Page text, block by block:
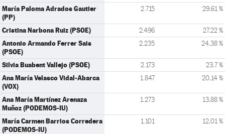
María Paloma Adrados Gautier
(PP)
2.715 29,61 %
Cristina Narbona Ruiz (PSOE) 2.496 27,22 %
Antonio Armando Ferrer Sais
(PSOE)
2.235 24,38 %
Silvia Buabent Vallejo (PSOE) 2.173 23,7 %
Ana María Velasco Vidal-Abarca
(VOX)
1.847 20,14 %
Ana María Martínez Arenaza
Muñoz (PODEMOS-IU)
1.273 13,88 %
María Carmen Barrios Corredera
(PODEMOS-IU)
1.101 12,01 %